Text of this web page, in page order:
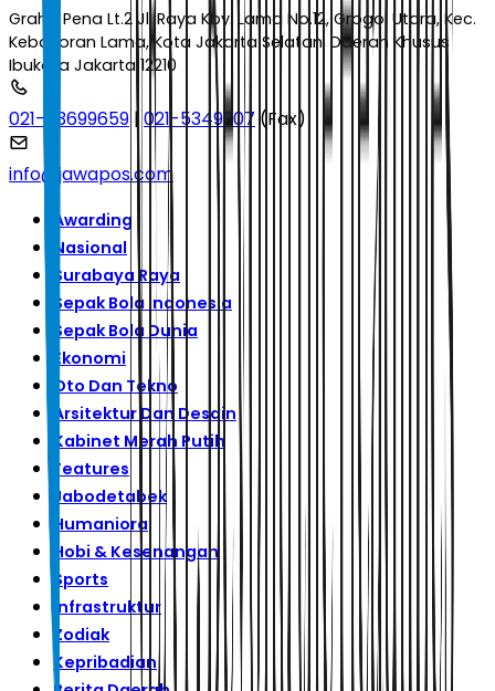
Graha Pena Lt.2 Jl. Raya Kby. Lama No.12, Grogol Utara, Kec.
Kebayoran Lama, Kota Jakarta Selatan, Daerah Khusus
Ibukota Jakarta 12210
021-53699659 | 021-5349207 (Fax)
info@jawapos.com
Awarding
Nasional
Surabaya Raya
Sepak Bola Indonesia
Sepak Bola Dunia
Ekonomi
Oto Dan Tekno
Arsitektur Dan Desain
Kabinet Merah Putih
Features
Jabodetabek
Humaniora
Hobi & Kesenangan
Sports
Infrastruktur
Zodiak
Kepribadian